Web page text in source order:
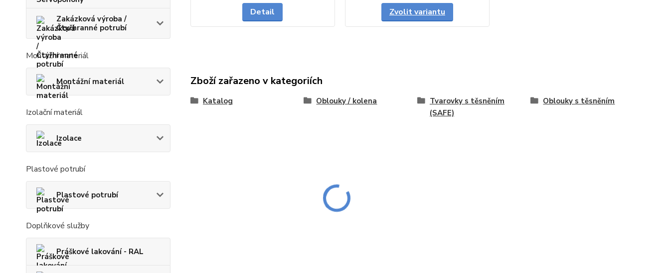
Zakázková výroba /
Čtyřhranné potrubí
Montážní materiál
Montážní materiál
Izolační materiál
Izolace
Plastové potrubí
Plastové potrubí
Doplňkové služby
Práškové lakování - RAL
Detail Zvolit variantu
Zboží zařazeno v kategoriích
Katalog Oblouky / kolena
Tvarovky s těsněním
(SAFE)
Oblouky s těsněním